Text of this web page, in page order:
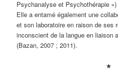
Psychanalyse et Psychothérapie
Elle a entamé également une
et son laboratoire en raison de ses
inconscient de la langue en liaison
(Bazan, 2007 ; 2011).
★